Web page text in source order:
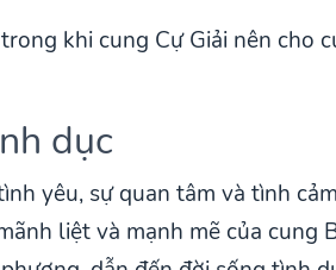
khi cung Cự Giải nên cho
dục
yêu, sự quan tâm và tình
liệt và mạnh mẽ của cung